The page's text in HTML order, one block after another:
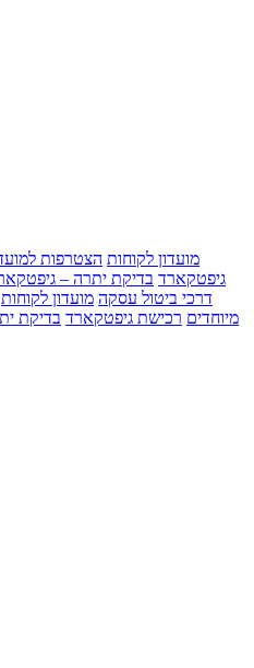
מועדון לקוחות הצטרפות
גיפטקארד בדיקת יתרה –
דרכי ביטול עסקה מועדון לקוחות
מיוחדים רכישת גיפטקארד בדיקת